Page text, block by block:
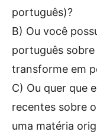
português)?
B) Ou você
português sobre
transforme em
C) Ou quer que
recentes sobre
uma matéria